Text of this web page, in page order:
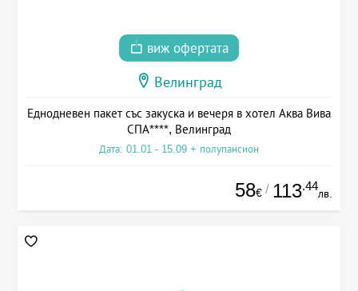
виж офертата
Велинград
Еднодневен пакет със закуска и вечеря в хотел Аква Вива
СПА****, Велинград
Дата: 01.01 - 15.09 + полупансион
58€ / 113.44
лв.